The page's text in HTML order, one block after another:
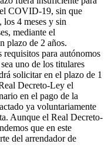
COVID-19, sin que
los 4 meses y sin
mediante el
plazo de 2 años.
para autónomos
uno de los titulares
solicitar en el plazo de 1
Decreto-Ley el
en el pago de la
ya voluntariamente
Aunque el Real Decreto-
que en este
del arrendador de